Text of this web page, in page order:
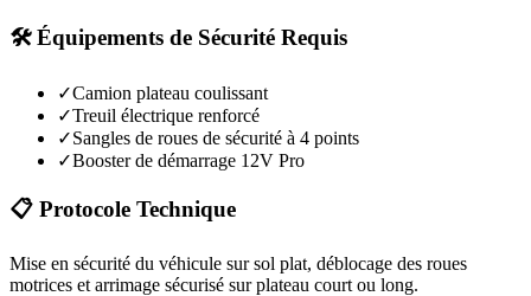
🛠️ Équipements de Sécurité Requis
✓Camion plateau coulissant
✓Treuil électrique renforcé
✓Sangles de roues de sécurité à 4 points
✓Booster de démarrage 12V Pro
📋 Protocole Technique
Mise en sécurité du véhicule sur sol plat, déblocage des roues
motrices et arrimage sécurisé sur plateau court ou long.